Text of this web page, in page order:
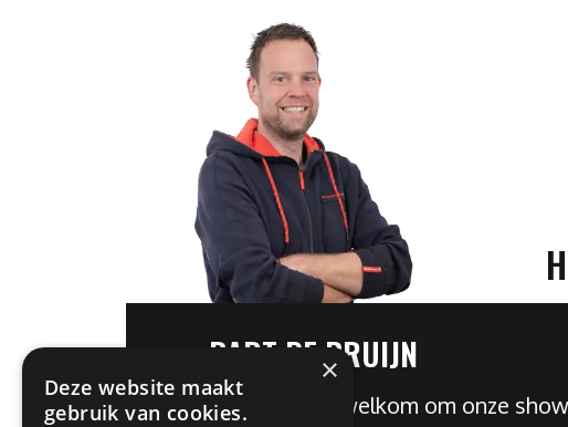
BART DE BRUIJN
Je bent altijd welkom om onze
×
Deze website maakt
gebruik van cookies.